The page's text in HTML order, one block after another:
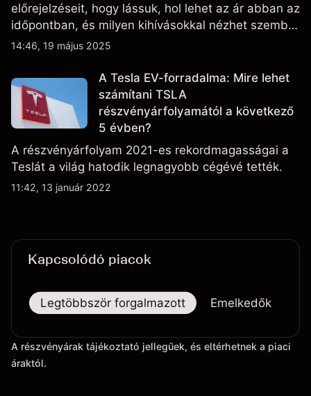
előrejelzéseit, hogy lássuk, hol lehet az ár abban az
időpontban, és milyen kihívásokkal nézhet szembe
a vállalat.
14:46, 19 május 2025
A Tesla EV-forradalma: Mire lehet
számítani TSLA
részvényárfolyamától a következő
5 évben?
A részvényárfolyam 2021-es rekordmagasságai a
Teslát a világ hatodik legnagyobb cégévé tették.
11:42, 13 január 2022
Kapcsolódó piacok
Legtöbbször forgalmazott Emelkedők
A részvényárak tájékoztató jellegűek, és eltérhetnek a piaci
áraktól.